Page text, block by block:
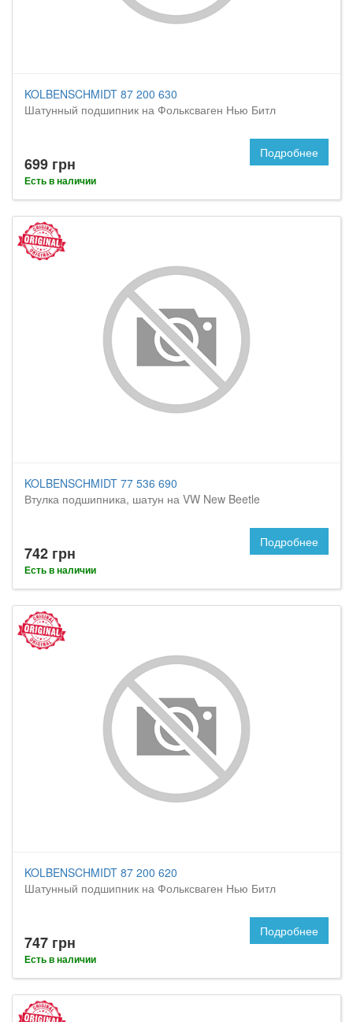
KOLBENSCHMIDT 87 200 630
Шатунный подшипник на Фольксваген Нью Битл
699 грн
Есть в наличии
Подробнее
KOLBENSCHMIDT 77 536 690
Втулка подшипника, шатун на VW New Beetle
742 грн
Есть в наличии
Подробнее
KOLBENSCHMIDT 87 200 620
Шатунный подшипник на Фольксваген Нью Битл
747 грн
Есть в наличии
Подробнее